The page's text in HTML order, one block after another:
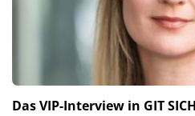
Das VIP-Interview in GIT